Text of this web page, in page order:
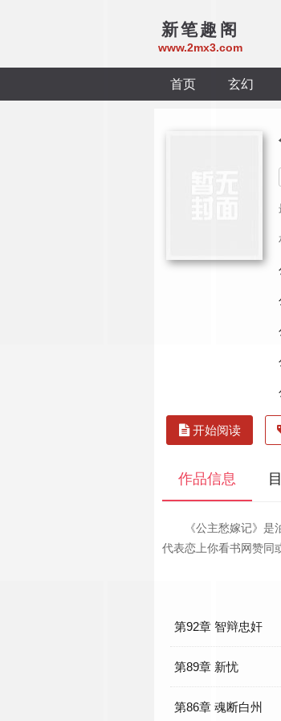
新笔趣阁
www.2mx3.com
首页 玄幻
开始阅读
作品信息
《公主愁嫁记》
代表恋上你看书网赞同
第92章 智辩忠奸
第89章 新忧
第86章 魂断白州